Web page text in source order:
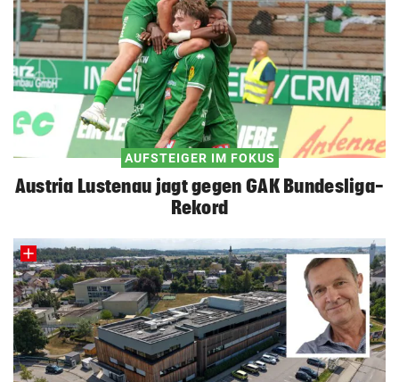
AUFSTEIGER IM FOKUS
Austria Lustenau jagt gegen GAK Bundesliga-
Rekord